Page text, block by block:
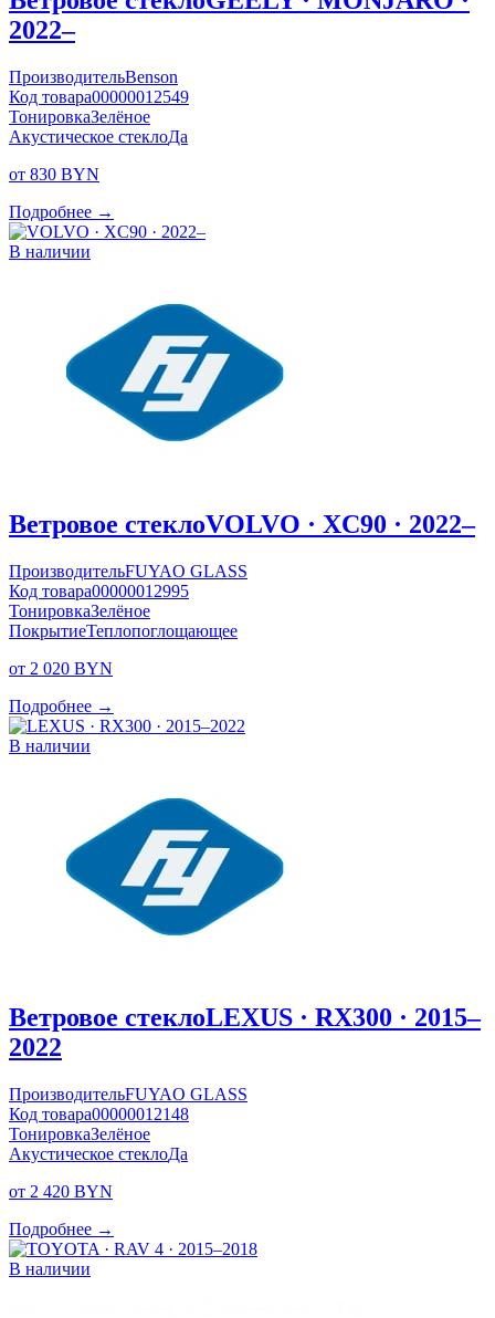
2022–
ПроизводительBenson
Код товара00000012549
ТонировкаЗелёное
Акустическое стеклоДа
от 830 BYN
Подробнее →
В наличии
Ветровое стеклоVOLVO · XC90 · 2022–
ПроизводительFUYAO GLASS
Код товара00000012995
ТонировкаЗелёное
ПокрытиеТеплопоглощающее
от 2 020 BYN
Подробнее →
В наличии
Ветровое стеклоLEXUS · RX300 · 2015–
2022
ПроизводительFUYAO GLASS
Код товара00000012148
ТонировкаЗелёное
Акустическое стеклоДа
от 2 420 BYN
Подробнее →
В наличии